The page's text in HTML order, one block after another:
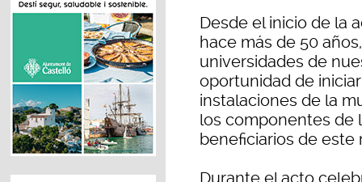
Desde el inicio de la
hace más de 50
universidades de
oportunidad de
instalaciones de la
los componentes de
beneficiarios de este